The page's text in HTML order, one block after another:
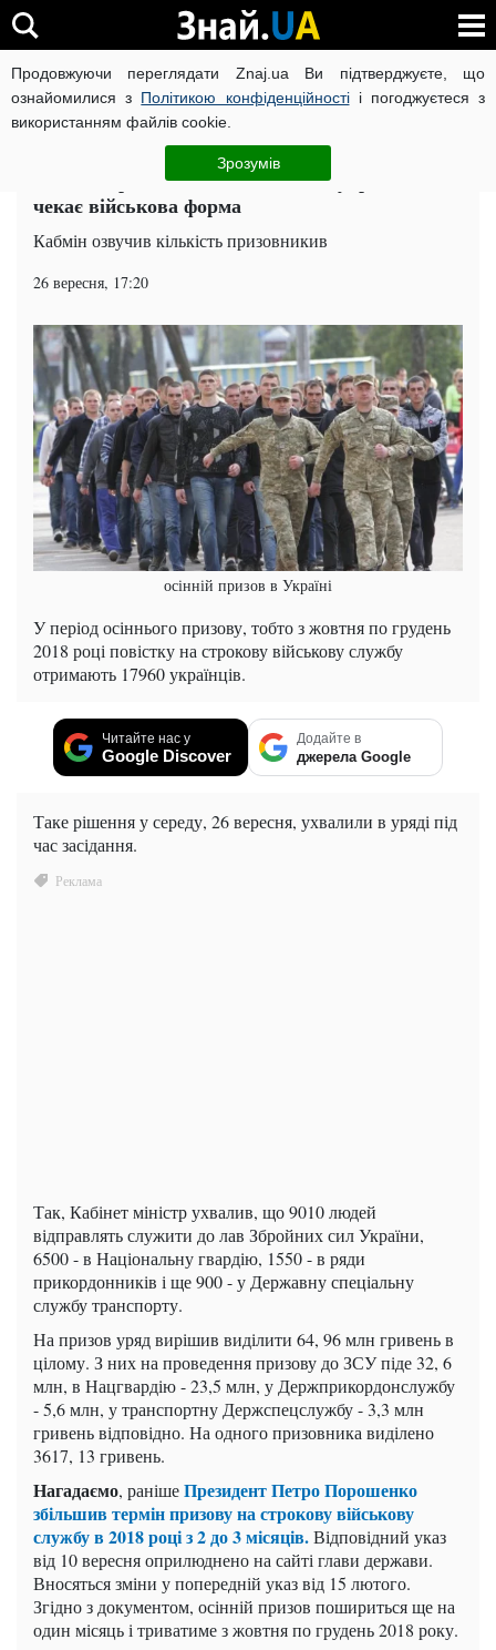
Продовжуючи переглядати Znaj.ua Ви підтверджуєте, що
ознайомилися з Політикою конфіденційностіі погоджуєтеся з
використанням файлів cookie.
Зрозумів
ВІЙНА РОСІЇ ПРОТИ УКРАЇНИ КОРОНАВІРУС В УКРАЇНІ
Суспільство ЧИТАТЬ НА РУССКОМ
Осінній призов 2018: на скількох українців вже
чекає військова форма
Кабмін озвучив кількість призовникив
26 вересня, 17:20
осінній призов в Україні
У період осіннього призову, тобто з жовтня по грудень
2018 році повістку на строкову військову службу
отримають 17960 українців.
Читайте нас у
Google Discover
Додайте в
джерела Google
Таке рішення у середу, 26 вересня, ухвалили в уряді під
час засідання.
Так, Кабінет міністр ухвалив, що 9010 людей
відправлять служити до лав Збройних сил України,
6500 - в Національну гвардію, 1550 - в ряди
прикордонників і ще 900 - у Державну спеціальну
службу транспорту.
На призов уряд вирішив виділити 64, 96 млн гривень в
цілому. З них на проведення призову до ЗСУ піде 32, 6
млн, в Нацгвардію - 23,5 млн, у Держприкордонслужбу
- 5,6 млн, у транспортну Держспецслужбу - 3,3 млн
гривень відповідно. На одного призовника виділено
3617, 13 гривень.
Нагадаємо, ранішеПрезидент Петро Порошенко
збільшив термін призову на строкову військову
службу в 2018 році з 2 до 3 місяців.Відповідний указ
від 10 вересня оприлюднено на сайті глави держави.
Вносяться зміни у попередній указ від 15 лютого.
Згідно з документом, осінній призов пошириться ще на
один місяць і триватиме з жовтня по грудень 2018 року.